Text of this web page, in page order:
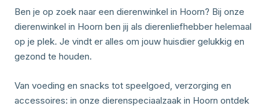
Ben je op zoek naar een dierenwinkel in Hoorn? Bij onze
dierenwinkel in Hoorn ben jij als dierenliefhebber helemaal
op je plek. Je vindt er alles om jouw huisdier gelukkig en
gezond te houden.
Van voeding en snacks tot speelgoed, verzorging en
accessoires: in onze dierenspeciaalzaak in Hoorn ontdek